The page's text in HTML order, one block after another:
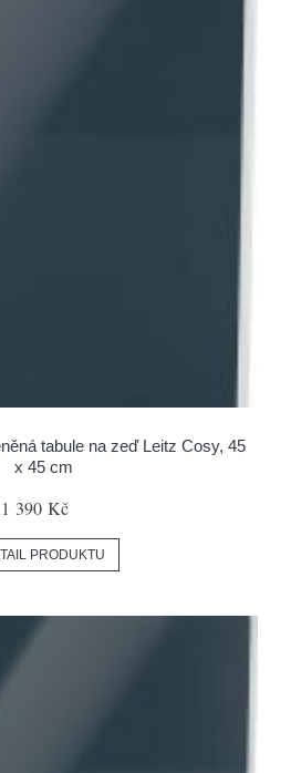
tabule na zeď Leitz Cosy, 45
x 45 cm
1 390 Kč
PRODUKTU